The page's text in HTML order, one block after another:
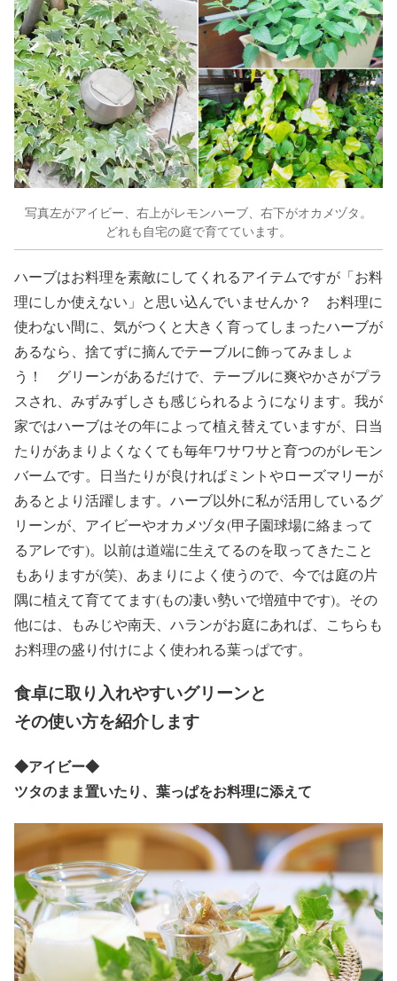
写真左がアイビー、右上がレモンハーブ、右下がオカメヅタ。
どれも自宅の庭で育てています。
ハーブはお料理を素敵にしてくれるアイテムですが「お料
理にしか使えない」と思い込んでいませんか？ お料理に
使わない間に、気がつくと大きく育ってしまったハーブが
あるなら、捨てずに摘んでテーブルに飾ってみましょ
う！ グリーンがあるだけで、テーブルに爽やかさがプラ
スされ、みずみずしさも感じられるようになります。我が
家ではハーブはその年によって植え替えていますが、日当
たりがあまりよくなくても毎年ワサワサと育つのがレモン
バームです。日当たりが良ければミントやローズマリーが
あるとより活躍します。ハーブ以外に私が活用しているグ
リーンが、アイビーやオカメヅタ(甲子園球場に絡まって
るアレです)。以前は道端に生えてるのを取ってきたこと
もありますが(笑)、あまりによく使うので、今では庭の片
隅に植えて育ててます(もの凄い勢いで増殖中です)。その
他には、もみじや南天、ハランがお庭にあれば、こちらも
お料理の盛り付けによく使われる葉っぱです。
食卓に取り入れやすいグリーンと
その使い方を紹介します
◆アイビー◆
ツタのまま置いたり、葉っぱをお料理に添えて